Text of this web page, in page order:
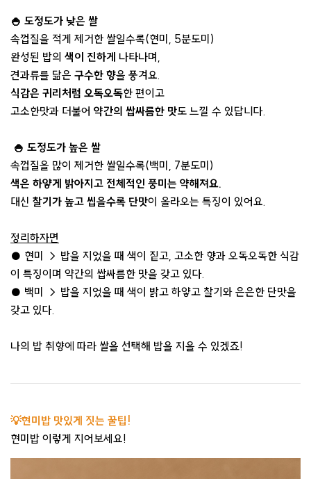
🍚 도정도가 낮은 쌀
속껍질을 적게 제거한 쌀일수록(현미, 5분도미)
완성된 밥의 색이 진하게 나타나며,
견과류를 닮은 구수한 향을 풍겨요.
식감은 귀리처럼 오독오독한 편이고
고소한맛과 더불어 약간의 쌉싸름한 맛도 느낄 수 있답니다.
🍚 도정도가 높은 쌀
속껍질을 많이 제거한 쌀일수록(백미, 7분도미)
색은 하얗게 밝아지고 전체적인 풍미는 약해져요.
대신 찰기가 높고 씹을수록 단맛이 올라오는 특징이 있어요.
정리하자면
● 현미 → 밥을 지었을 때 색이 짙고, 고소한 향과 오독오독한 식감
이 특징이며 약간의 쌉싸름한 맛을 갖고 있다.
● 백미 → 밥을 지었을 때 색이 밝고 하얗고 찰기와 은은한 단맛을
갖고 있다.
나의 밥 취향에 따라 쌀을 선택해 밥을 지을 수 있겠죠!
💡현미밥 맛있게 짓는 꿀팁!
현미밥 이렇게 지어보세요!